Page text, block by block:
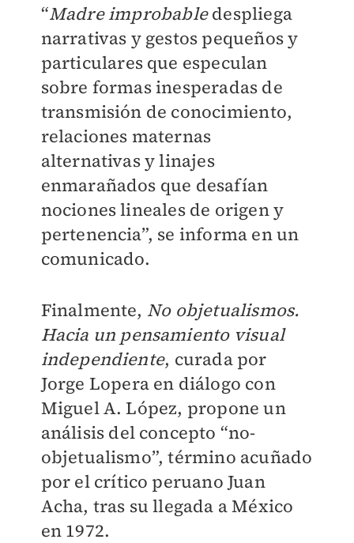
“Madre improbabledespliega
narrativas y gestos pequeños y
particulares que especulan
sobre formas inesperadas de
transmisión de conocimiento,
relaciones maternas
alternativas y linajes
enmarañados que desafían
nociones lineales de origen y
pertenencia”, se informa en un
comunicado.
Finalmente, No objetualismos.
Hacia un pensamiento visual
independiente, curada por
Jorge Lopera en diálogo con
Miguel A. López, propone un
análisis del concepto “no-
objetualismo”, término acuñado
por el crítico peruano Juan
Acha, tras su llegada a México
en 1972.